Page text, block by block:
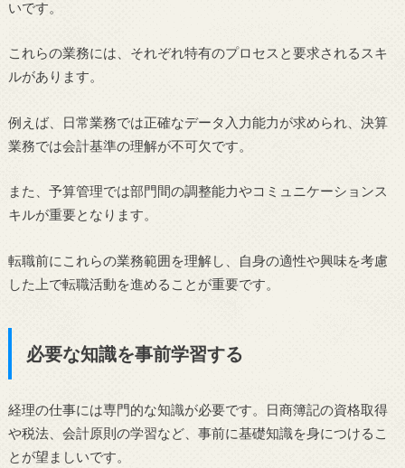
いです。
これらの業務には、それぞれ特有のプロセスと要求されるスキ
ルがあります。
例えば、日常業務では正確なデータ入力能力が求められ、決算
業務では会計基準の理解が不可欠です。
また、予算管理では部門間の調整能力やコミュニケーションス
キルが重要となります。
転職前にこれらの業務範囲を理解し、自身の適性や興味を考慮
した上で転職活動を進めることが重要です。
必要な知識を事前学習する
経理の仕事には専門的な知識が必要です。日商簿記の資格取得
や税法、会計原則の学習など、事前に基礎知識を身につけるこ
とが望ましいです。